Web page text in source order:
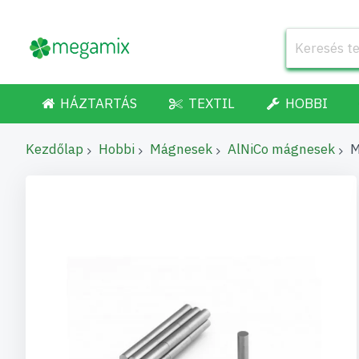
HÁZTARTÁS TEXTIL HOBBI
Kezdőlap Hobbi Mágnesek AlNiCo mágnesek